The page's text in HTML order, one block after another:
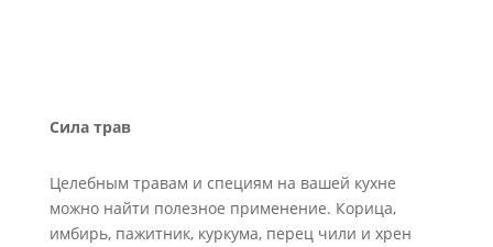
Сила трав
Целебным травам и специям на вашей кухне
можно найти полезное применение. Корица,
имбирь, пажитник, куркума, перец чили и хрен